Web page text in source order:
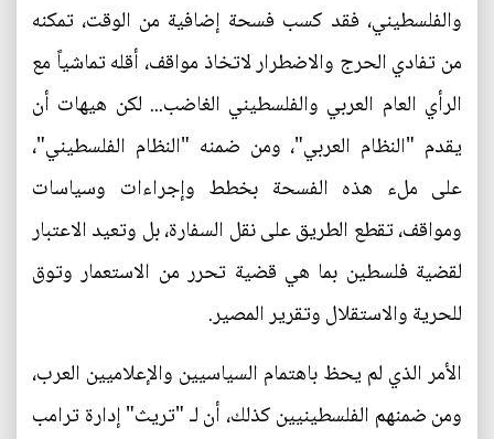
والفلسطيني، فقد كسب فسحة إضافية من الوقت، تمكنه
من تفادي الحرج والاضطرار لاتخاذ مواقف، أقله تماشياً مع
الرأي العام العربي والفلسطيني الغاضب... لكن هيهات أن
يقدم "النظام العربي"، ومن ضمنه "النظام الفلسطيني"،
على ملء هذه الفسحة بخطط وإجراءات وسياسات
ومواقف، تقطع الطريق على نقل السفارة، بل وتعيد الاعتبار
لقضية فلسطين بما هي قضية تحرر من الاستعمار وتوق
للحرية والاستقلال وتقرير المصير.
الأمر الذي لم يحظ باهتمام السياسيين والإعلاميين العرب،
ومن ضمنهم الفلسطينيين كذلك، أن لـ "تريث" إدارة ترامب